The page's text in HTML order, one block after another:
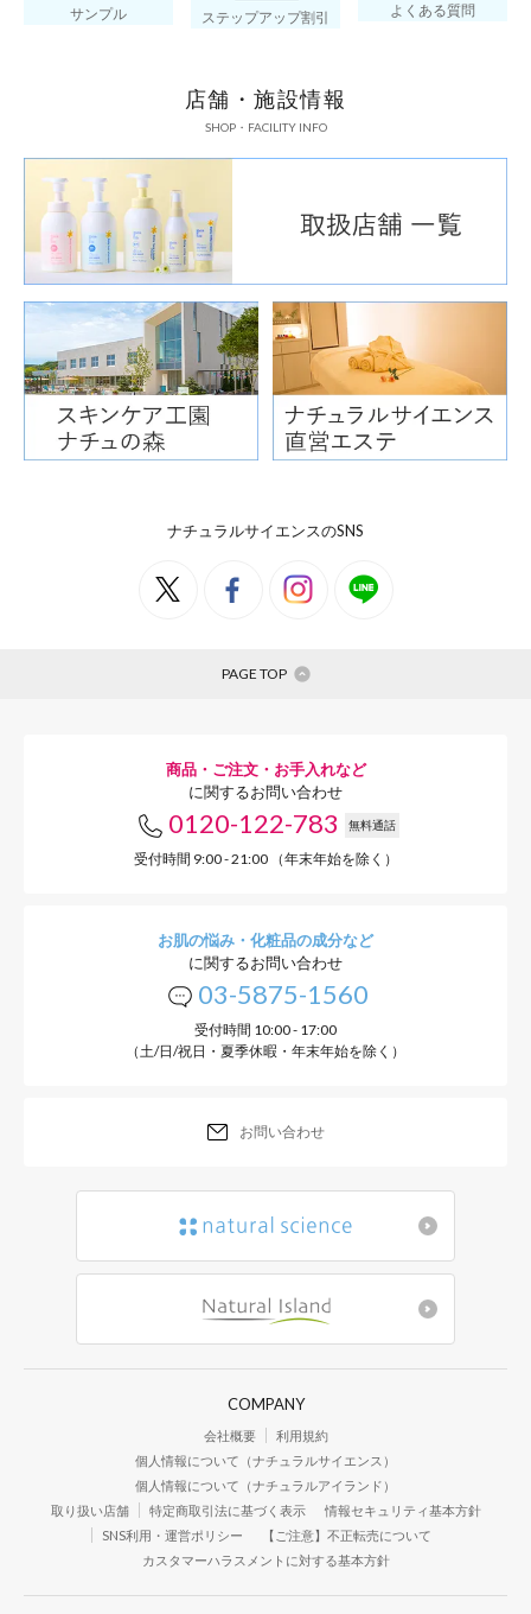
8種のうるおい
アミノ酸
美肌
調子のよ
エクストラ
オリゴキュア®
サンプル ステップアップ割引 よくある質問
店舗・施設情報
SHOP・FACILITY INFO
ナチュラルサイエンスのSNS
PAGE TOP
商品・ご注文・お手入れなど
に関するお問い合わせ
0120-122-783 無料通話
受付時間 9:00 - 21:00 （年末年始を除く）
お肌の悩み・化粧品の成分など
に関するお問い合わせ
03-5875-1560
受付時間 10:00 - 17:00
（土/日/祝日・夏季休暇・年末年始を除く）
お問い合わせ
COMPANY
会社概要
利用規約
個人情報について（ナチュラルサイエンス）
個人情報について（ナチュラルアイランド）
取り扱い店舗
特定商取引法に基づく表示
情報セキュリティ基本方針
SNS利用・運営ポリシー
【ご注意】不正転売について
カスタマーハラスメントに対する基本方針